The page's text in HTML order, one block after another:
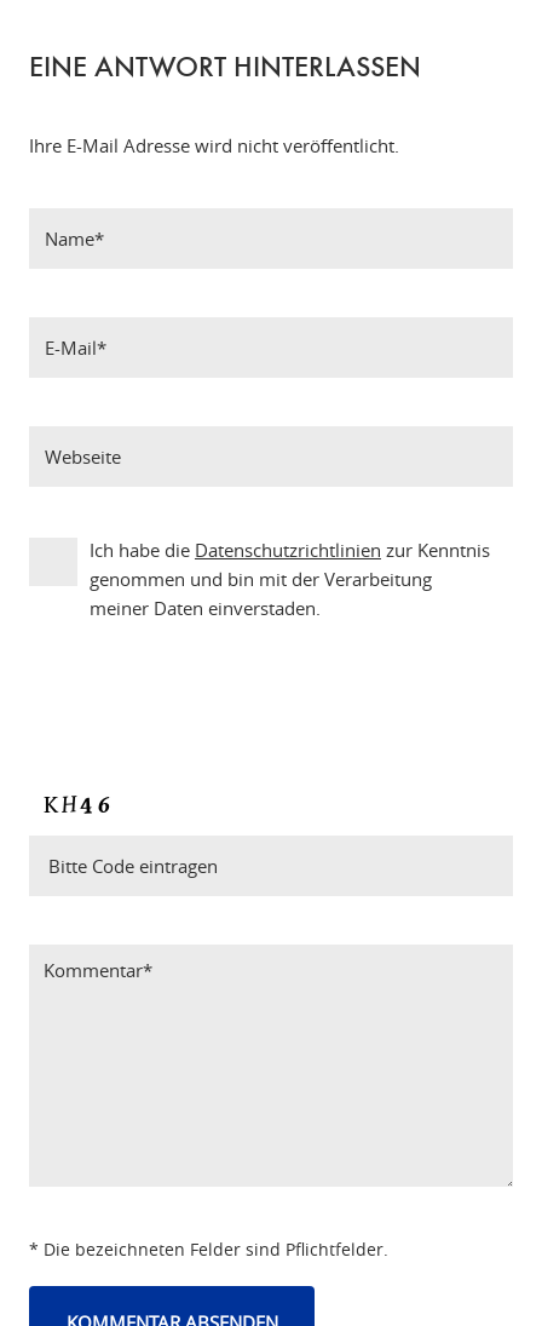
EINE ANTWORT HINTERLASSEN
Ihre E-Mail Adresse wird nicht veröffentlicht.
Ich habe die Datenschutzrichtlinien zur Kenntnis
genommen und bin mit der Verarbeitung
meiner Daten einverstaden.
* Die bezeichneten Felder sind Pflichtfelder.